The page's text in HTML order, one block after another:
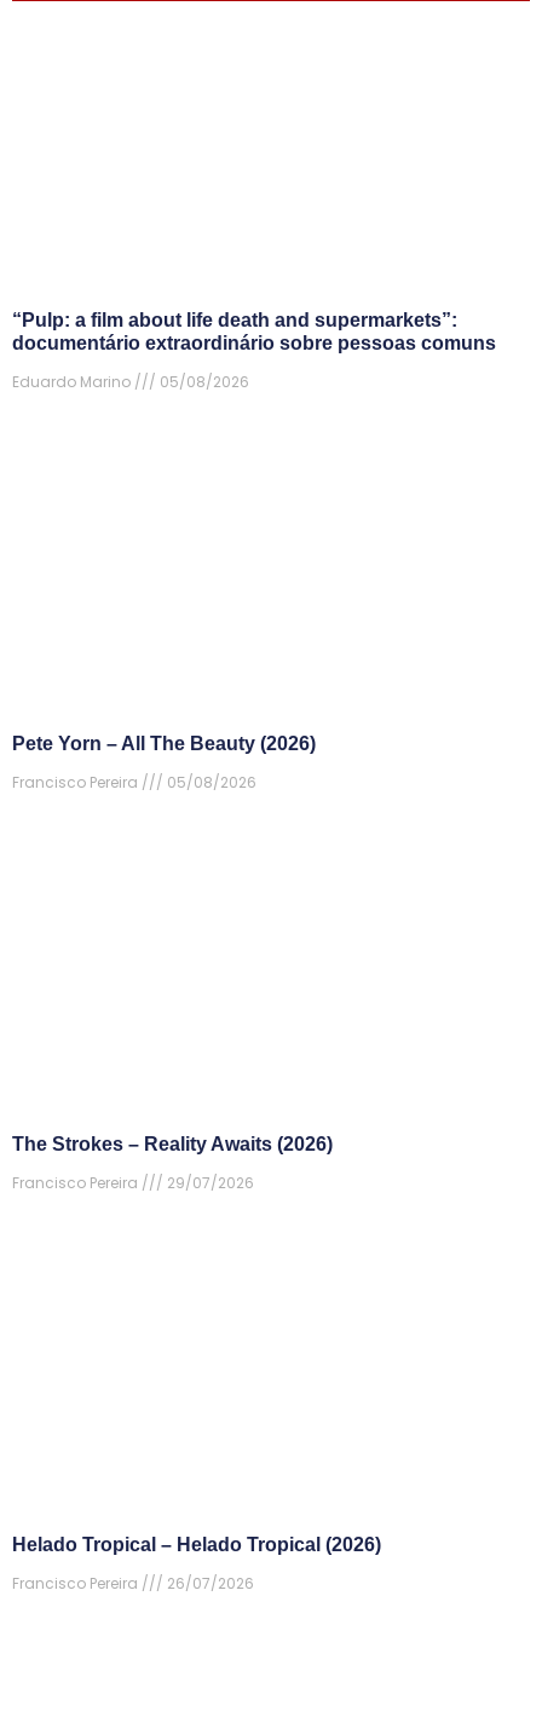
“Pulp: a film about life death and supermarkets”:
documentário extraordinário sobre pessoas comuns
Eduardo Marino
05/08/2026
Pete Yorn – All The Beauty (2026)
Francisco Pereira
05/08/2026
The Strokes – Reality Awaits (2026)
Francisco Pereira
29/07/2026
Helado Tropical – Helado Tropical (2026)
Francisco Pereira
26/07/2026